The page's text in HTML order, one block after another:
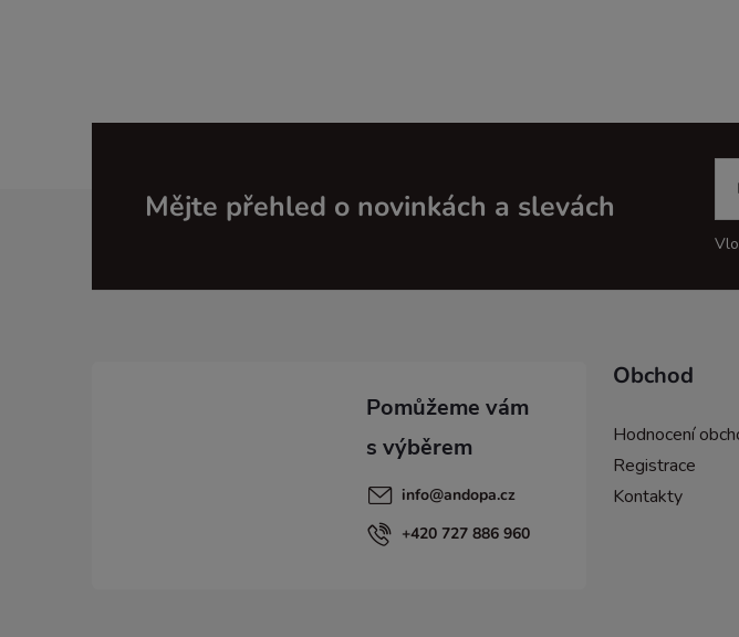
Mějte přehled o novinkách a slevách
info@andopa.cz
+420 727 886 960
Obchod
Hodnocení
Registrace
Kontakty